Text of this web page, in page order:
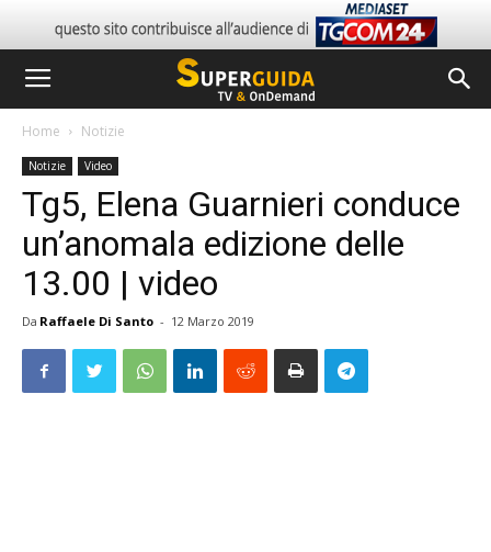
Home Notizie
Notizie Video
Tg5, Elena Guarnieri conduce
un’anomala edizione delle
13.00 | video
Da Raffaele Di Santo - 12 Marzo 2019